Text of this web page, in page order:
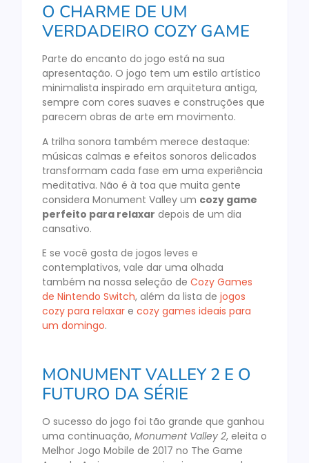
O CHARME DE UM
VERDADEIRO COZY GAME
Parte do encanto do jogo está na sua
apresentação. O jogo tem um estilo artístico
minimalista inspirado em arquitetura antiga,
sempre com cores suaves e construções que
parecem obras de arte em movimento.
A trilha sonora também merece destaque:
músicas calmas e efeitos sonoros delicados
transformam cada fase em uma experiência
meditativa. Não é à toa que muita gente
considera Monument Valley um cozy game
perfeito para relaxar depois de um dia
cansativo.
E se você gosta de jogos leves e
contemplativos, vale dar uma olhada
também na nossa seleção de Cozy Games
de Nintendo Switch, além da lista de jogos
cozy para relaxar e cozy games ideais para
um domingo.
MONUMENT VALLEY 2 E O
FUTURO DA SÉRIE
O sucesso do jogo foi tão grande que ganhou
uma continuação, Monument Valley 2, eleita o
Melhor Jogo Mobile de 2017 no The Game